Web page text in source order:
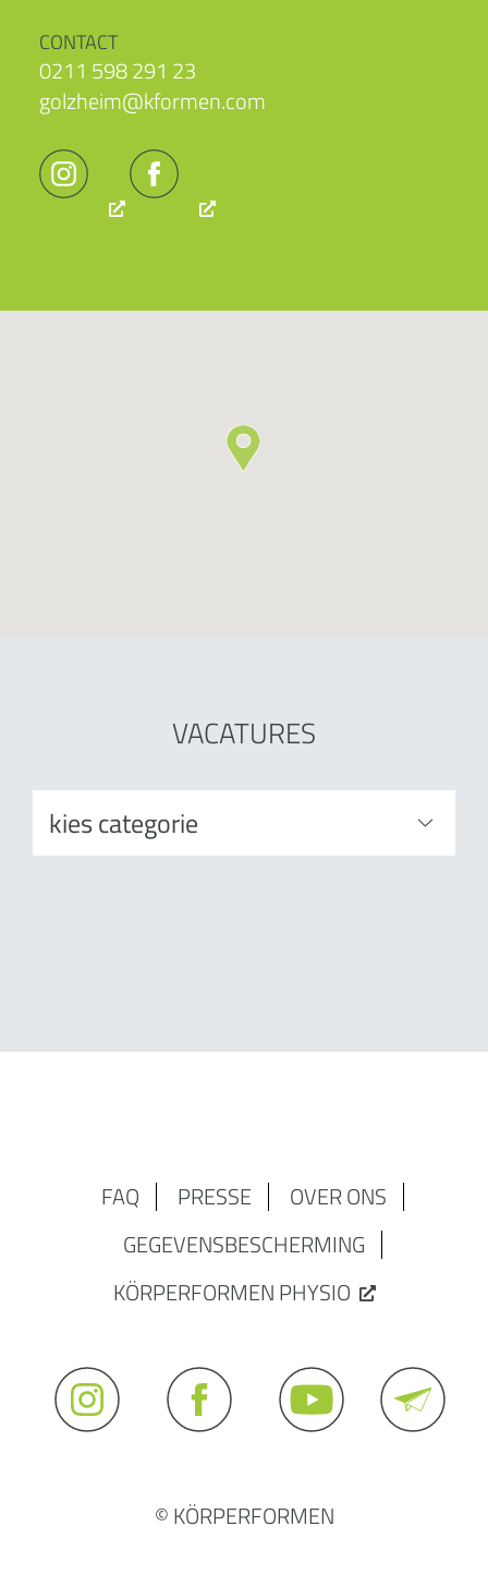
CONTACT
0211 598 291 23
golzheim@kformen.com
VACATURES
FAQ PRESSE
OVER ONS
GEGEVENSBESCHERMING
KÖRPERFORMEN PHYSIO
© KÖRPERFORMEN